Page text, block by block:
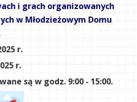
i grach organizowanych
w Młodzieżowym Domu
r.
r.
są w godz. 9:00 - 15:00.